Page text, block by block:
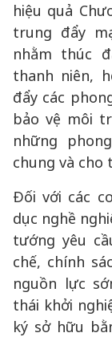
hiệu quả
trung đẩy
nhằm thúc
thanh niên,
đẩy các
bảo vệ môi
những
chung và cho
Đối với các
dục nghề
tướng yêu
chế, chính
nguồn lực
thái khởi
ký sở hữu